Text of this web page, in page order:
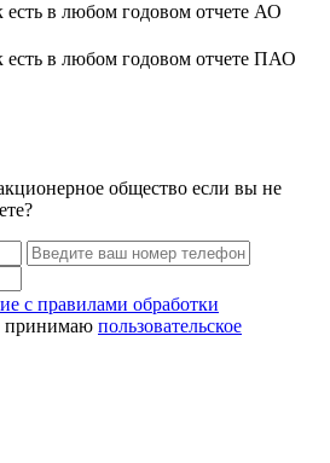
в любом годовом отчете АО
есть в любом годовом отчете ПАО
общество если вы не
с правилами обработки
принимаю пользовательское